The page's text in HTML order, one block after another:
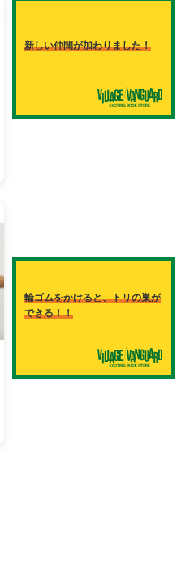
新しい仲間が加わりました！
輪ゴムをかけると、トリの巣が
できる！！